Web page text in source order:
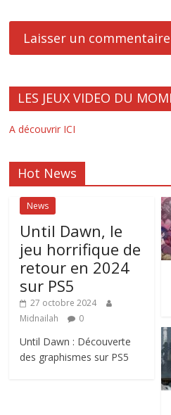
LES JEUX VIDEO DU
A découvrir ICI
Hot News
News
Until Dawn, le
jeu horrifique de
retour en 2024
sur PS5
27 octobre 2024
Midnailah
0
Until Dawn : Découverte
des graphismes sur PS5